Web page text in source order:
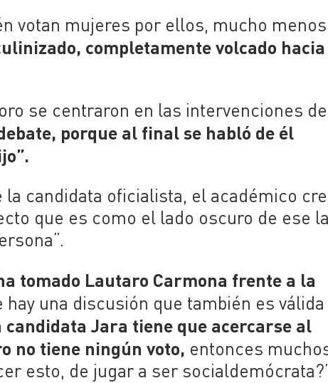
votan mujeres por ellos, mucho
completamente volcado
se centraron en las intervenciones de
porque al final se habló de él
la candidata oficialista, el académico
que es como el lado oscuro de ese
tomado Lautaro Carmona frente a la
hay una discusión que también es válida
candidata Jara tiene que acercarse al
no tiene ningún voto, entonces
esto, de jugar a ser